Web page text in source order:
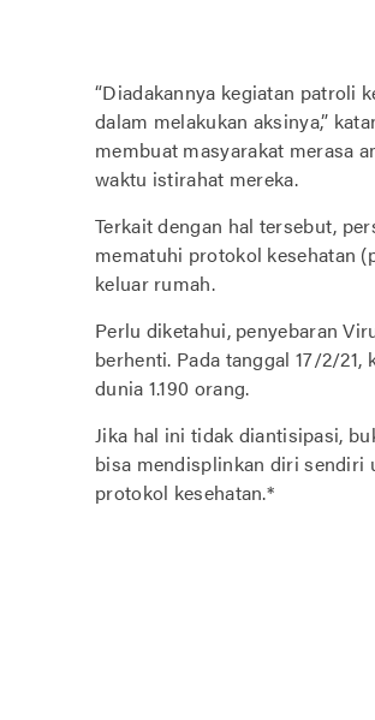
“Diadakannya kegiatan patroli
dalam melakukan aksinya,”
membuat masyarakat merasa
waktu istirahat mereka.
Terkait dengan hal tersebut,
mematuhi protokol kesehatan
keluar rumah.
Perlu diketahui, penyebaran
berhenti. Pada tanggal 17/2/
dunia 1.190 orang.
Jika hal ini tidak diantisipasi,
bisa mendisplinkan diri sendiri
protokol kesehatan.*